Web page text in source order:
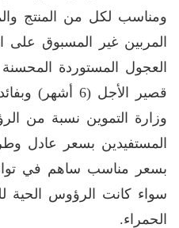
ومناسب لكل من المنتج
المربين غير المسبوق على
العجول المستوردة
وزارة التموين نسبة من
المستفيدين بسعر عادل
بسعر مناسب ساهم في
سواء كانت الرؤوس الحية
الحمراء.